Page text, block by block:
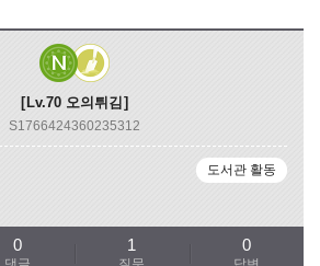
Lv.70 오의튀김
S1766424360235312
도서관 활동
0 1 0